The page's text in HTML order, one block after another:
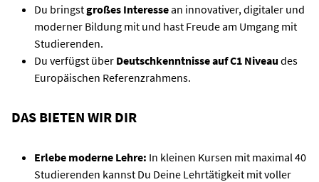
Du bringstgroßes Interessean innovativer, digitaler und
moderner Bildung mit und hast Freude am Umgang mit
Studierenden.
Du verfügst über Deutschkenntnisse auf C1 Niveau des
Europäischen Referenzrahmens.
DAS BIETEN WIR DIR
Erlebe moderne Lehre: In kleinen Kursen mit maximal 40
Studierenden kannst Du Deine Lehrtätigkeit mit voller